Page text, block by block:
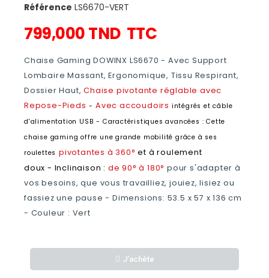
Référence LS6670-VERT
799,000 TND TTC
Chaise Gaming DOWINX LS6670 - Avec Support
Lombaire Massant, Ergonomique, Tissu Respirant,
Dossier Haut,Chaise pivotante réglable avec
Repose-Pieds - Avec accoudoirs intégrés et câble
d'alimentation USB - Caractéristiques avancées : Cette
chaise gaming offre une grande mobilité grâce à ses
roulettes pivotantes à 360° et à roulement
doux - Inclinaison : de 90° à 180° pour s'adapter à
vos besoins, que vous travailliez, jouiez, lisiez ou
fassiez une pause - Dimensions: 53.5 x 57 x 136 cm
- Couleur : Vert
J'achète